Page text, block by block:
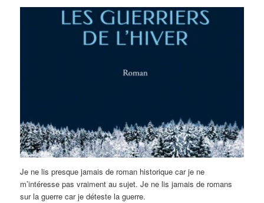
Je ne lis presque jamais de roman historique car je ne
m’intéresse pas vraiment au sujet. Je ne lis jamais de romans
sur la guerre car je déteste la guerre.